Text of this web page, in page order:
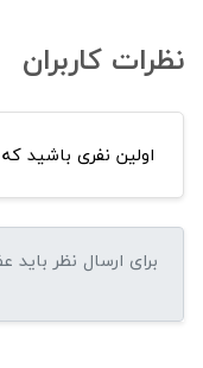
نظرات کاربران
اولین نفری باشید